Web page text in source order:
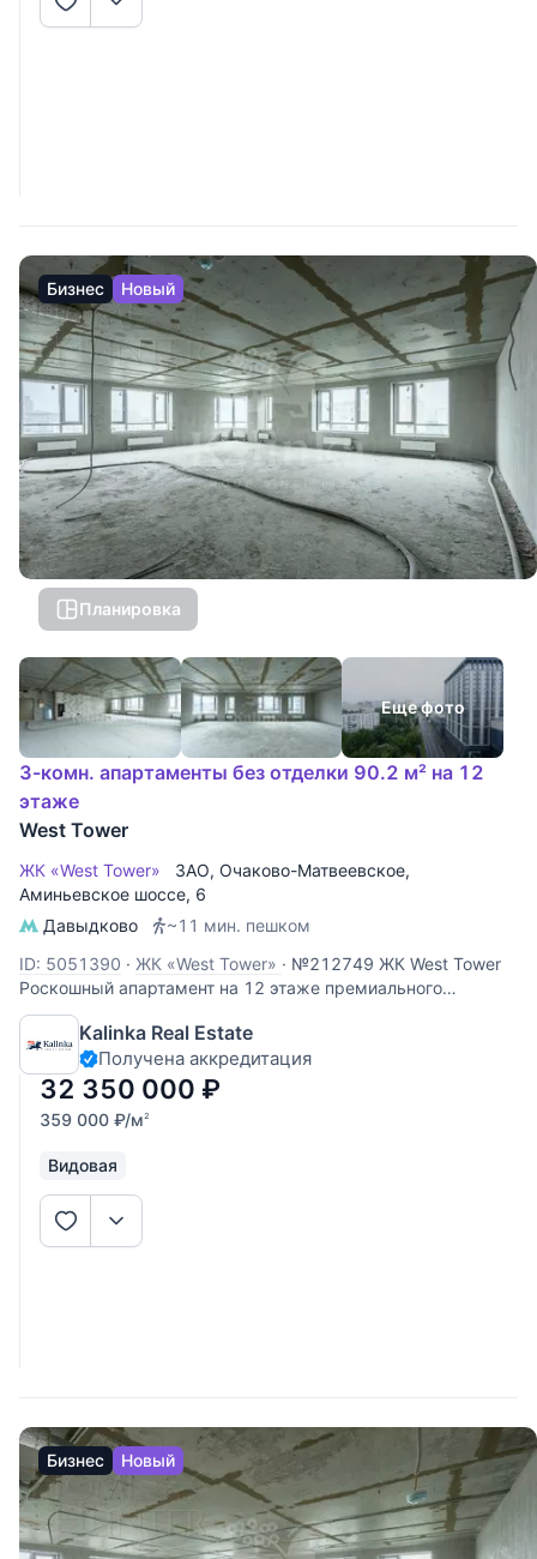
Бизнес Новый
Планировка
Еще фото
3-комн. апартаменты без отделки 90.2 м² на 12
этаже
West Tower
ЖК «West Tower» ЗАО, Очаково-Матвеевское,
Аминьевское шоссе, 6
Давыдково
~11 мин. пешком
ID: 5051390 · ЖК «West Tower» · №212749 ЖК West Tower
Роскошный апартамент на 12 этаже премиального
комплекса West Tower. Этот объект идеально подходит для
личного проживания или сдачи в аренду с высокой
доходностью. Панорамные виды: высокий 12 этаж
открывает захватывающий
Kalinka Real Estate
Получена аккредитация
32 350 000 ₽
359 000 ₽/м2
Видовая
Бизнес Новый